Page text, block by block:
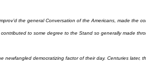
the general Conversation of the Americans, made the
to some degree to the Stand so generally made
newfangled democratizing factor of their day. Centuries later,